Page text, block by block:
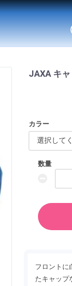
JAXA キ
カラー
数量
フロントに
たキャップ